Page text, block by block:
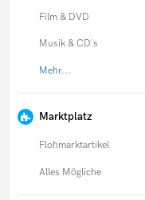
Film & DVD
Musik & CD´s
Mehr...
Marktplatz
Flohmarktartikel
Alles Mögliche